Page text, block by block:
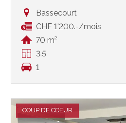
Bassecourt
CHF 1'200.-/mois
70 m²
3.5
1
COUP DE COEUR